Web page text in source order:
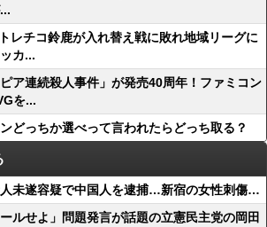
レチコ鈴鹿が入れ替え戦に敗れ地域リーグに
カ...
ア連続殺人事件」が発売40周年！ファミコン
を...
どっちか選べって言われたらどっち取る？
人未遂容疑で中国人を逮捕…新宿の女性刺傷…
ルせよ」問題発言が話題の立憲民主党の岡田